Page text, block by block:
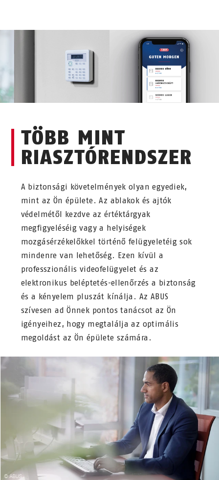
TÖBB MINT
RIASZTÓRENDSZER
A biztonsági követelmények olyan egyediek,
mint az Ön épülete. Az ablakok és ajtók
védelmétől kezdve az értéktárgyak
megfigyeléséig vagy a helyiségek
mozgásérzékelőkkel történő felügyeletéig sok
mindenre van lehetőség. Ezen kívül a
professzionális videofelügyelet és az
elektronikus beléptetés-ellenőrzés a biztonság
és a kényelem pluszát kínálja. Az ABUS
szívesen ad Önnek pontos tanácsot az Ön
igényeihez, hogy megtalálja az optimális
megoldást az Ön épülete számára.